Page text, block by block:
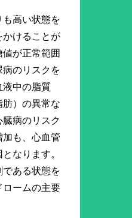
高い状態を
かけることが
が正常範囲
病のリスクを
液中の脂質
肪）の異常な
病のリスク
加も、心血管
なります。
である状態を
ロームの主要